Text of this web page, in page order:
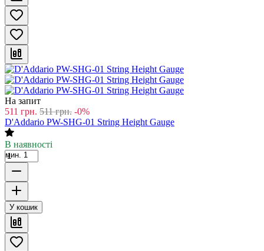
На запит
511 грн. 511 грн. -0%
D'Addario PW-SHG-01 String Height Gauge
В наявності
мин. 1
У кошик